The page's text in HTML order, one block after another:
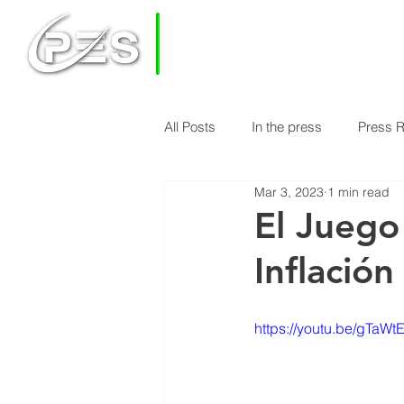
HOME HOW DOES PES WORK?
All Posts In the press Press
Economy & Real Estate News
Finance Knowledge
El
Mar 3, 2023 1 min read
https://youtu.be/